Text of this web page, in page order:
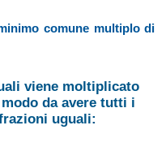
comune multiplo di
viene moltiplicato
da avere tutti i
uguali: